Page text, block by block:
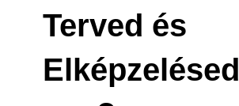
Terved és
Elképzelésed